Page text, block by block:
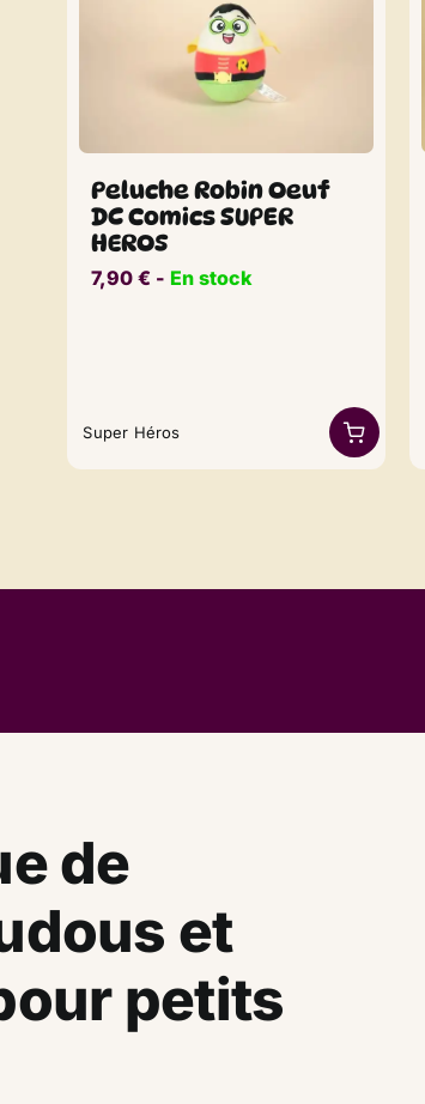
Peluche Robin Oeuf
DC Comics SUPER
HEROS
7,90€ ​​ -En stock
Super Héros
de
et
petits